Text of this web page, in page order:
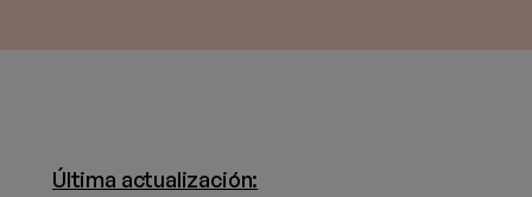
Última actualización: